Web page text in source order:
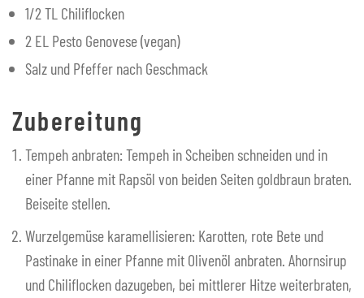
1/2 TL Chiliflocken
2 EL Pesto Genovese (vegan)
Salz und Pfeffer nach Geschmack
Zubereitung
Tempeh anbraten: Tempeh in Scheiben schneiden und in
einer Pfanne mit Rapsöl von beiden Seiten goldbraun braten.
Beiseite stellen.
Wurzelgemüse karamellisieren: Karotten, rote Bete und
Pastinake in einer Pfanne mit Olivenöl anbraten. Ahornsirup
und Chiliflocken dazugeben, bei mittlerer Hitze weiterbraten,